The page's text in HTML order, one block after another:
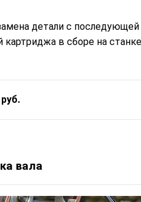
детали с последующей
картриджа в сборе на станке
вала